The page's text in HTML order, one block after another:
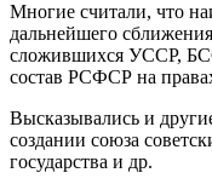
Многие считали, что
дальнейшего
сложившихся УССР,
состав РСФСР на
Высказывались и
создании союза
государства и др.